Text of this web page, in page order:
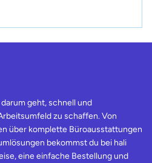
geht, schnell und
zu schaffen. Von
über komplette Büroausstattungen
bekommst du bei hali
eine einfache Bestellung und